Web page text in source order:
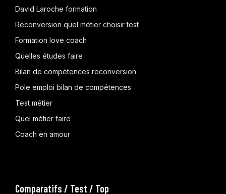
David Laroche formation
Reconversion quel métier choisir test
Formation love coach
Quelles études faire
Bilan de compétences reconversion
Pole emploi bilan de compétences
Test métier
Quel métier faire
Coach en amour
Comparatifs / Test / Top